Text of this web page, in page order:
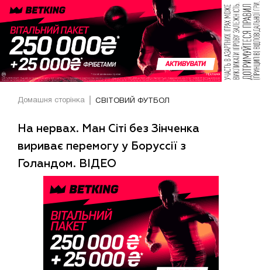
Домашня сторінка СВІТОВИЙ ФУТБОЛ
На нервах. Ман Сіті без Зінченка
вириває перемогу у Боруссії з
Голандом. ВІДЕО